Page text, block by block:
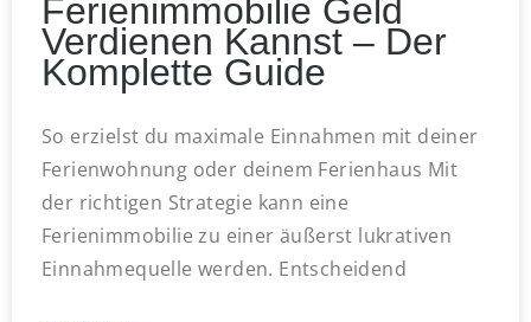
Ferienimmobilie Geld
Verdienen Kannst – Der
Komplette Guide
So erzielst du maximale Einnahmen mit deiner
Ferienwohnung oder deinem Ferienhaus Mit
der richtigen Strategie kann eine
Ferienimmobilie zu einer äußerst lukrativen
Einnahmequelle werden. Entscheidend